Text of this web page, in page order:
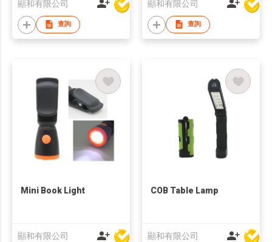
顯和有限公司
查詢
顯和有限公司
查詢
Mini Book Light
顯和有限公司
COB Table Lamp
顯和有限公司